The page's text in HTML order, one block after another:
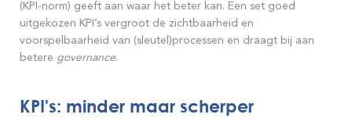
(KPI-norm) geeft aan waar het beter kan. Een set goed
uitgekozen KPI’s vergroot de zichtbaarheid en
voorspelbaarheid van (sleutel)processen en draagt bij aan
betere governance.
KPI's: minder maar scherper